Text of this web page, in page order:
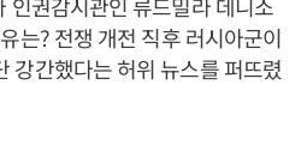
는? 전쟁 개전 직후 러시아군이
강간했다는 허위 뉴스를 퍼뜨렸